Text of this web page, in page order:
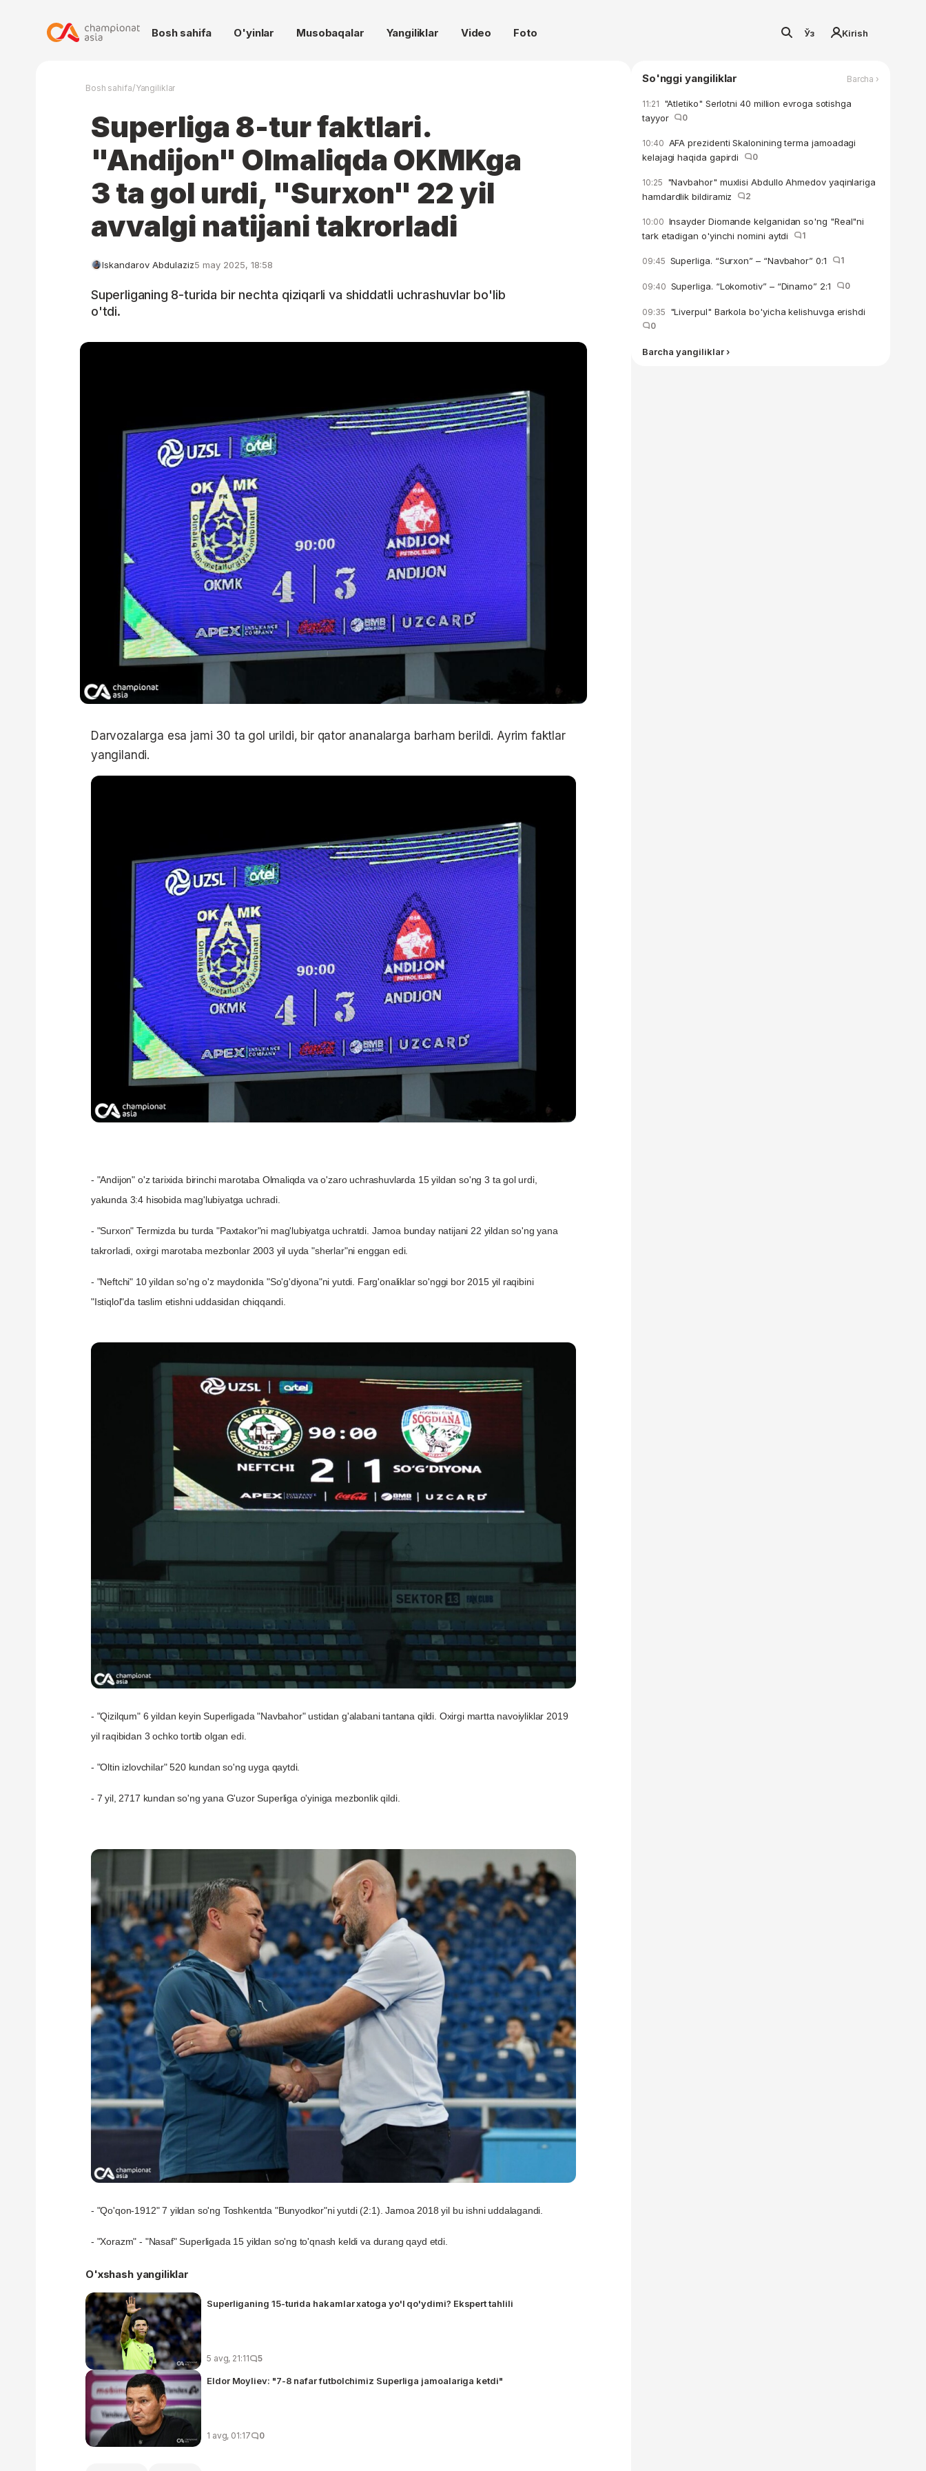
Bosh sahifa O'yinlar Musobaqalar Yangiliklar Video Foto Ўз Kirish
Bosh sahifa/Yangiliklar
Superliga 8-tur faktlari.
"Andijon" Olmaliqda OKMKga
3 ta gol urdi, "Surxon" 22 yil
avvalgi natijani takrorladi
Iskandarov Abdulaziz5 may 2025, 18:58
Superliganing 8-turida bir nechta qiziqarli va shiddatli uchrashuvlar bo'lib
o'tdi.
Darvozalarga esa jami 30 ta gol urildi, bir qator ananalarga barham berildi. Ayrim faktlar
yangilandi.
- "Andijon" o'z tarixida birinchi marotaba Olmaliqda va o'zaro uchrashuvlarda 15 yildan so'ng 3 ta gol urdi,
yakunda 3:4 hisobida mag'lubiyatga uchradi.
- "Surxon" Termizda bu turda "Paxtakor"ni mag'lubiyatga uchratdi. Jamoa bunday natijani 22 yildan so'ng yana
takrorladi, oxirgi marotaba mezbonlar 2003 yil uyda "sherlar"ni enggan edi.
- "Neftchi" 10 yildan so'ng o'z maydonida "So'g'diyona"ni yutdi. Farg'onaliklar so'nggi bor 2015 yil raqibini
"Istiqlol"da taslim etishni uddasidan chiqqandi.
- "Qizilqum" 6 yildan keyin Superligada "Navbahor" ustidan g'alabani tantana qildi. Oxirgi martta navoiyliklar 2019
yil raqibidan 3 ochko tortib olgan edi.
- "Oltin izlovchilar" 520 kundan so'ng uyga qaytdi.
- 7 yil, 2717 kundan so'ng yana G'uzor Superliga o'yiniga mezbonlik qildi.
- "Qo'qon-1912" 7 yildan so'ng Toshkentda "Bunyodkor"ni yutdi (2:1). Jamoa 2018 yil bu ishni uddalagandi.
- "Xorazm" - "Nasaf" Superligada 15 yildan so'ng to'qnash keldi va durang qayd etdi.
O'xshash yangiliklar
Superliganing 15-turida hakamlar xatoga yo'l qo'ydimi? Ekspert tahlili
5 avg, 21:11 5
Eldor Moyliev: "7-8 nafar futbolchimiz Superliga jamoalariga ketdi"
1 avg, 01:17 0
So'nggi yangiliklar Barcha ›
11:21 "Atletiko" Serlotni 40 million evroga sotishga
tayyor
0
10:40 AFA prezidenti Skalonining terma jamoadagi
kelajagi haqida gapirdi
0
10:25 "Navbahor" muxlisi Abdullo Ahmedov yaqinlariga
hamdardlik bildiramiz
2
10:00 Insayder Diomande kelganidan so'ng "Real"ni
tark etadigan o'yinchi nomini aytdi
1
09:45 Superliga. “Surxon” – “Navbahor” 0:1 1
09:40 Superliga. “Lokomotiv” – “Dinamo” 2:1 0
09:35 "Liverpul" Barkola bo'yicha kelishuvga erishdi
0
Barcha yangiliklar ›